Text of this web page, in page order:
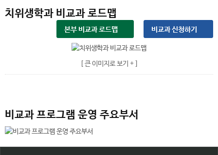
치위생학과 비교과 로드맵
본부 비교과 로드맵 비교과 신청하기
[ 큰 이미지로 보기 + ]
비교과 프로그램 운영 주요부서